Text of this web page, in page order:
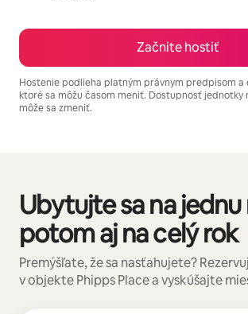
Začnite hostiť
Hostenie podlieha platným právnym predpisom a
ktoré sa môžu časom meniť. Dostupnosť jednotky
môže sa zmeniť.
Ubytujte sa na jednu
potom aj na celý rok
Premýšľate, že sa nasťahujete?
v objekte Phipps Place a vyskúšajte
Zobrazuje sa 0 z 0 položiek